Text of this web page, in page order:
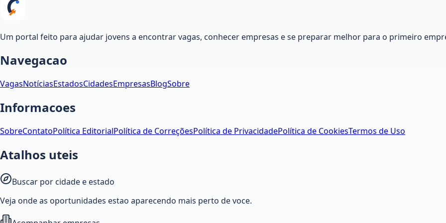
Um portal feito para ajudar jovens a encontrar vagas, conhecer empresas e se preparar melhor para o primeiro
Navegacao
VagasNotíciasEstadosCidadesEmpresasBlogSobre
Informacoes
SobreContatoPolítica EditorialPolítica de CorreçõesPolítica de PrivacidadePolítica de CookiesTermos de Uso
Atalhos uteis
Buscar por cidade e estado
Veja onde as oportunidades estao aparecendo mais perto de voce.